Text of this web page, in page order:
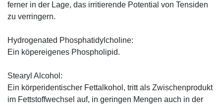
ferner in der Lage, das irritierende Potential von Tensiden
zu verringern.
Hydrogenated Phosphatidylcholine:
Ein köpereigenes Phospholipid.
Stearyl Alcohol:
Ein körperidentischer Fettalkohol, tritt als Zwischenprodukt
im Fettstoffwechsel auf, in geringen Mengen auch in der